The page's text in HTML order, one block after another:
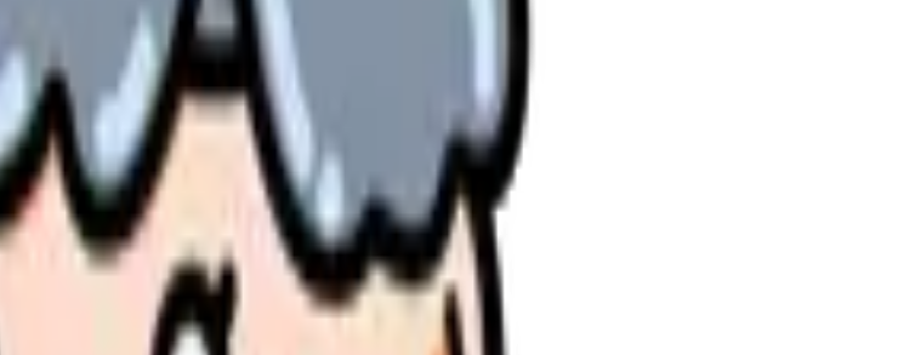
法から運用のポイントまでご紹介します。
ウを詳しく解説します。